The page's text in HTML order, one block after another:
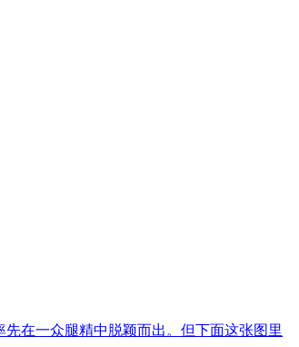
在一众腿精中脱颖而出。但下面这张图里